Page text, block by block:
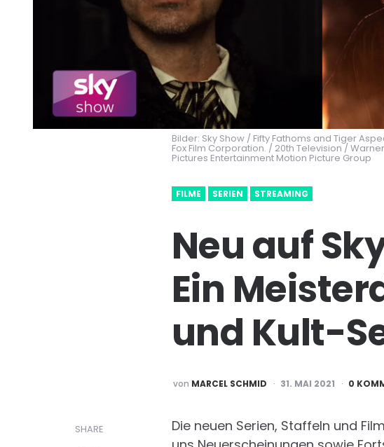
Bilder: Sky Show / Fifty Fathoms and Tiger
Fox Film Corporation. / 20th Television /
Pictures Entertainment Motion Picture Group
FILME SERIEN STREAMING
Neu auf
Ein
und Kult-
POSTED
BY
von MARCEL SCHMID 31. MAI 2021 0
SHARE
Die neuen Serien, Staffeln und